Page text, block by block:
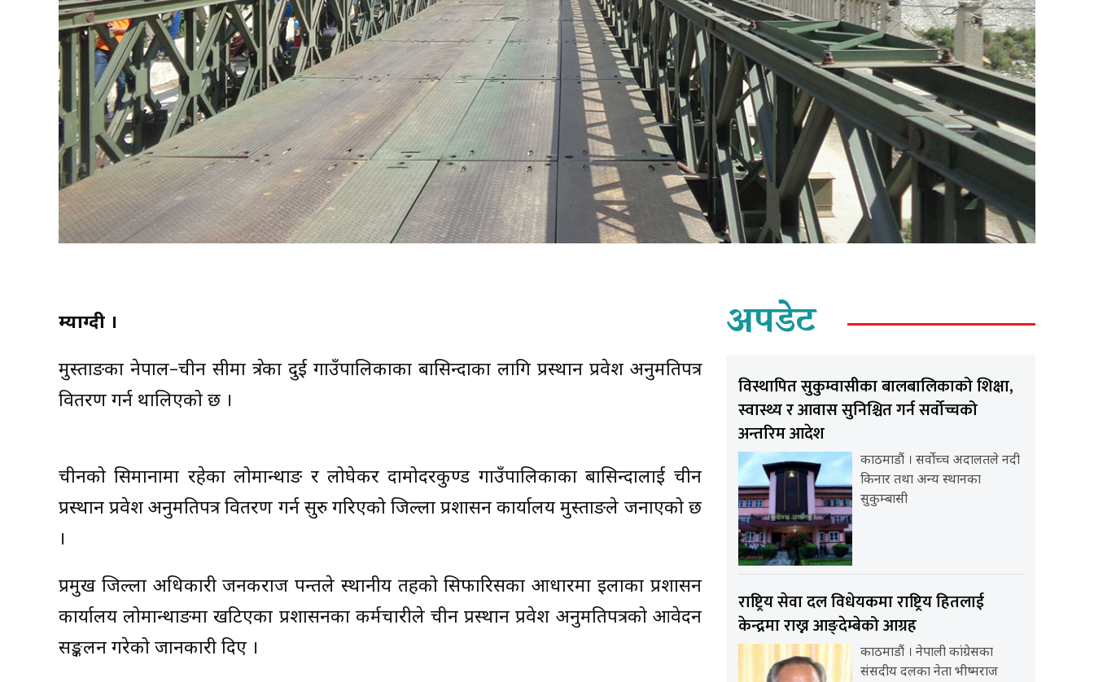
म्याग्दी ।
मुस्ताङका नेपाल–चीन सीमा क्षेत्रका दुई गाउँपालिकाका बासिन्दाका लागि प्रस्थान प्रवेश अनुमतिपत्र
वितरण गर्न थालिएको छ ।
चीनको सिमानामा रहेका लोमान्थाङ र लोघेकर दामोदरकुण्ड गाउँपालिकाका बासिन्दालाई चीन
प्रस्थान प्रवेश अनुमतिपत्र वितरण गर्न सुरु गरिएको जिल्ला प्रशासन कार्यालय मुस्ताङले जनाएको छ
।
प्रमुख जिल्ला अधिकारी जनकराज पन्तले स्थानीय तहको सिफारिसका आधारमा इलाका प्रशासन
कार्यालय लोमान्थाङमा खटिएका प्रशासनका कर्मचारीले चीन प्रस्थान प्रवेश अनुमतिपत्रको आवेदन
सङ्कलन गरेको जानकारी दिए ।
अपडेट
विस्थापित सुकुम्वासीका बालबालिकाको शिक्षा,
स्वास्थ्य र आवास सुनिश्चित गर्न सर्वोच्चको
अन्तरिम आदेश
काठमाडौं । सर्वोच्च अदालतले नदी
किनार तथा अन्य स्थानका
सुकुम्बासी
राष्ट्रिय सेवा दल विधेयकमा राष्ट्रिय हितलाई
केन्द्रमा राख्न आङ्देम्बेको आग्रह
काठमाडौं । नेपाली कांग्रेसका
संसदीय दलका नेता भीष्मराज